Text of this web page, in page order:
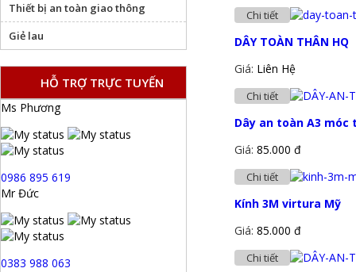
Chi tiết
DÂY TOÀN THÂN HQ
Giá: Liên Hệ
Chi tiết
Dây an toàn A3 móc
Giá: 85.000 đ
Chi tiết
Kính 3M virtura Mỹ
Giá: 85.000 đ
Chi tiết
Thiết bị an toàn giao thông
Giẻ lau
HỖ TRỢ TRỰC TUYẾN
Ms Phương
0986 895 619
Mr Đức
0383 988 063